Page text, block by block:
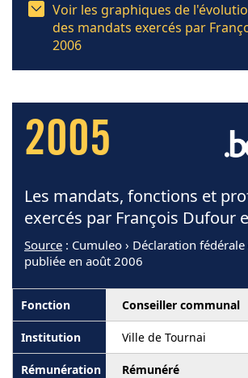
Voir les graphiques de
des mandats exercés par
2006
2005
Les mandats, fonctions et
exercés par François Dufour
Source : Cumuleo › Déclaration
publiée en août 2006
Conseiller communal
Ville de Tournai
Rémunéré